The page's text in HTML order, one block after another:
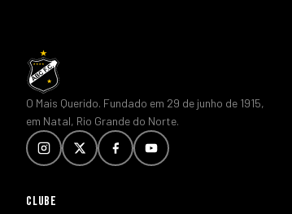
O Mais Querido. Fundado em 29 de junho de 1915,
em Natal, Rio Grande do Norte.
CLUBE